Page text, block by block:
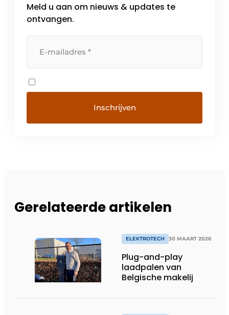
Meld u aan om nieuws & updates te
ontvangen.
Gerelateerde artikelen
ELEKTROTECH 30 MAART 2026
Plug-and-play
laadpalen van
Belgische makelij